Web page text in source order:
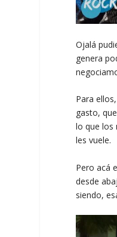
Ojalá
genera
Para
gasto,
lo que los
les vuele.
Pero acá
desde
siendo,